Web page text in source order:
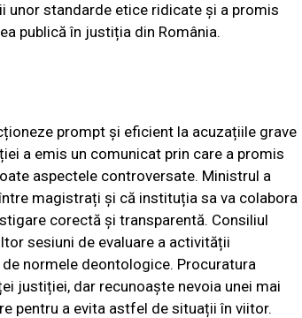
unor standarde etice ridicate și a promis
publică în justiția din România.
prompt și eficient la acuzațiile grave
a emis un comunicat prin care a promis
aspectele controversate. Ministrul a
magistrați și că instituția sa va colabora
corectă și transparentă. Consiliul
sesiuni de evaluare a activității
normele deontologice. Procuratura
justiției, dar recunoaște nevoia unei mai
pentru a evita astfel de situații în viitor.